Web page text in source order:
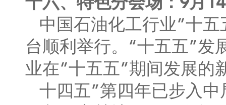
十六、特色分会场：9月
中国石油化工行业“十
台顺利举行。“十五五”发
业在“十五五”期间发展的
十四五”第四年已步入